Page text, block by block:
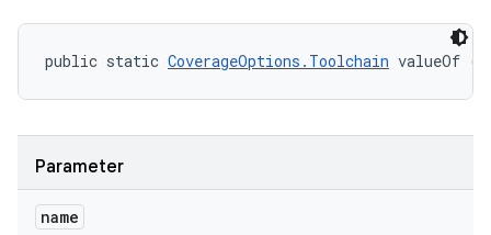
public static CoverageOptions.Toolchain valueOf
Parameter
name